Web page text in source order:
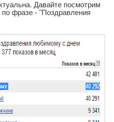
Давайте посмотрим
по фразе - "Поздравления